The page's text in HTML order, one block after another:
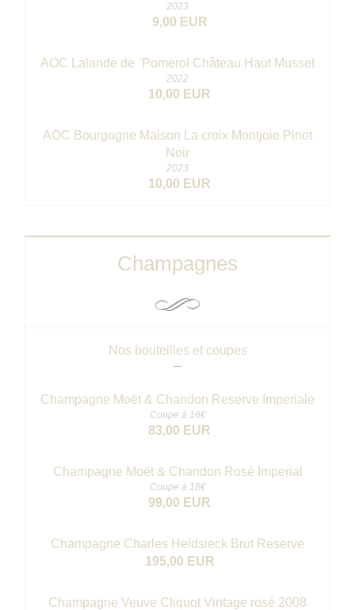
2023
9,00 EUR
AOC Lalande de ¨Pomerol Château Haut Musset
2022
10,00 EUR
AOC Bourgogne Maison La croix Montjoie Pinot
Noir
2023
10,00 EUR
Champagnes
Nos bouteilles et coupes
Champagne Moët & Chandon Reserve Imperiale
Coupe à 16€
83,00 EUR
Champagne Moët & Chandon Rosé Imperial
Coupe à 18€
99,00 EUR
Champagne Charles Heidsieck Brut Reserve
195,00 EUR
Champagne Veuve Cliquot Vintage rosé 2008